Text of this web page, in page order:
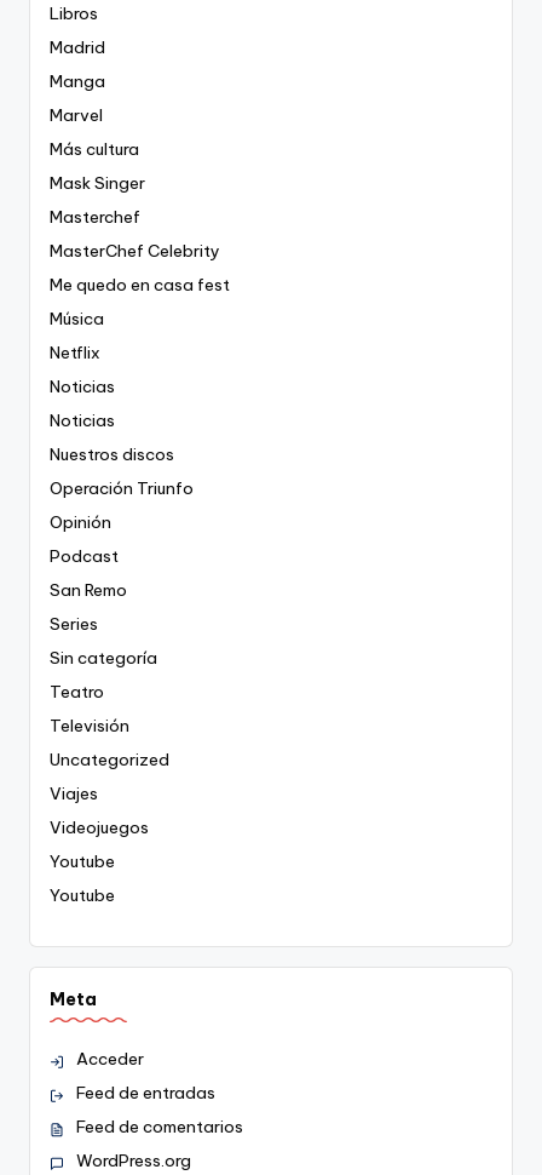
Libros
Madrid
Manga
Marvel
Más cultura
Mask Singer
Masterchef
MasterChef Celebrity
Me quedo en casa fest
Música
Netflix
Noticias
Noticias
Nuestros discos
Operación Triunfo
Opinión
Podcast
San Remo
Series
Sin categoría
Teatro
Televisión
Uncategorized
Viajes
Videojuegos
Youtube
Youtube
Meta
Acceder
Feed de entradas
Feed de comentarios
WordPress.org